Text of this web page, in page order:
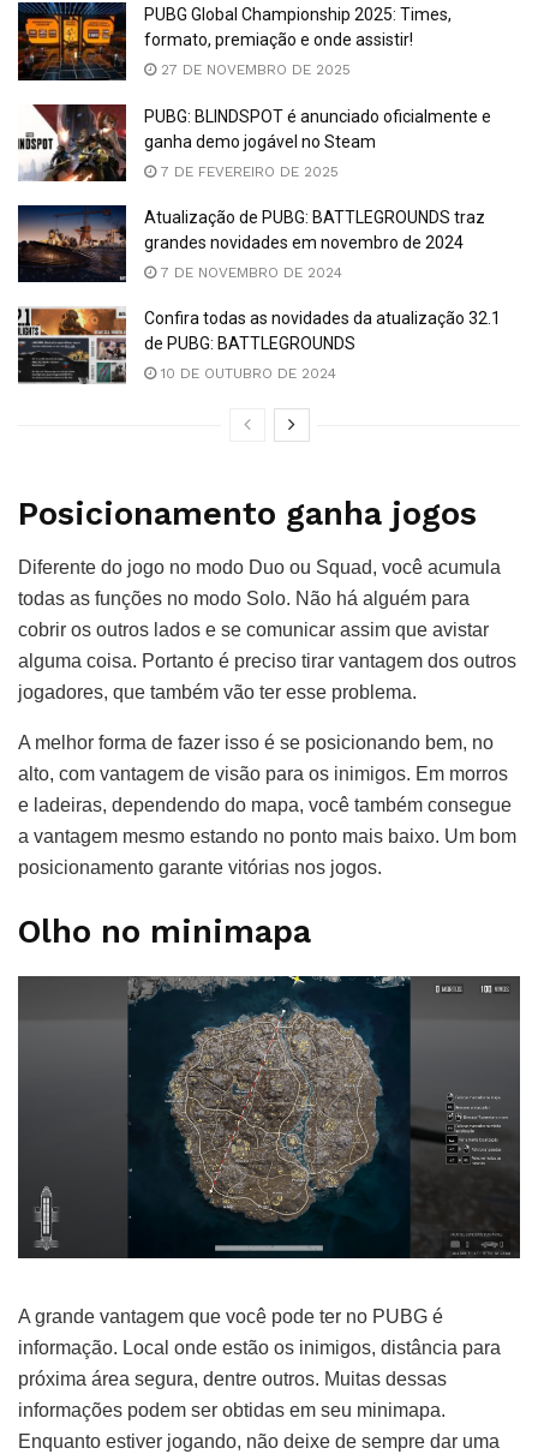
PUBG Global Championship 2025: Times,
formato, premiação e onde assistir!
27 DE NOVEMBRO DE 2025
PUBG: BLINDSPOT é anunciado oficialmente e
ganha demo jogável no Steam
7 DE FEVEREIRO DE 2025
Atualização de PUBG: BATTLEGROUNDS traz
grandes novidades em novembro de 2024
7 DE NOVEMBRO DE 2024
Confira todas as novidades da atualização 32.1
de PUBG: BATTLEGROUNDS
10 DE OUTUBRO DE 2024
Posicionamento ganha jogos
Diferente do jogo no modo Duo ou Squad, você acumula
todas as funções no modo Solo. Não há alguém para
cobrir os outros lados e se comunicar assim que avistar
alguma coisa. Portanto é preciso tirar vantagem dos outros
jogadores, que também vão ter esse problema.
A melhor forma de fazer isso é se posicionando bem, no
alto, com vantagem de visão para os inimigos. Em morros
e ladeiras, dependendo do mapa, você também consegue
a vantagem mesmo estando no ponto mais baixo. Um bom
posicionamento garante vitórias nos jogos.
Olho no minimapa
A grande vantagem que você pode ter no PUBG é
informação. Local onde estão os inimigos, distância para
próxima área segura, dentre outros. Muitas dessas
informações podem ser obtidas em seu minimapa.
Enquanto estiver jogando, não deixe de sempre dar uma